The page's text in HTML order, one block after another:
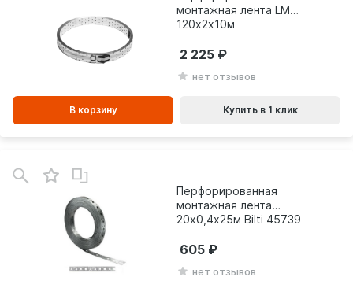
монтажная лента LM
120х2х10м
нет отзывов
2 225
В корзину Купить в 1 клик
Перфорированная
монтажная лента
20х0,4х25м Bilti 45739
нет отзывов
605